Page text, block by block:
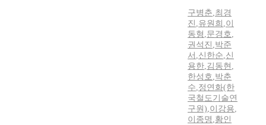
구병춘,최경
진 ,유원희 ,이
동형 ,문경호,
권석진 ,박준
서 ,신한순,신
용한,김동현 ,
한성호,박춘
수,정연화(한
국철도기술연
구원),이강용,
이종명 ,황인